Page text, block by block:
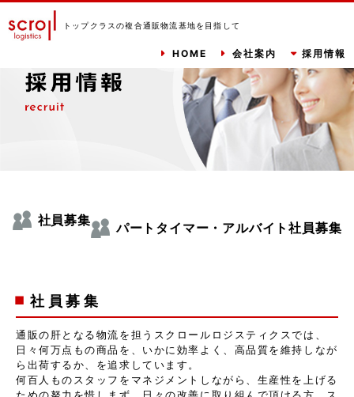
トップクラスの複合通販物流基地を目指して
HOME 会社案内 採用情報
社員募集 パートタイマー・アルバイト社員募集
社員募集
通販の肝となる物流を担うスクロールロジスティクスでは、
日々何万点もの商品を、いかに効率よく、高品質を維持しなが
ら出荷するか、を追求しています。
何百人ものスタッフをマネジメントしながら、生産性を上げる